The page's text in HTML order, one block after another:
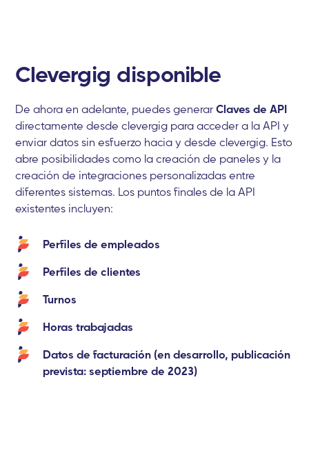
Clevergig disponible
De ahora en adelante, puedes generarClaves de API
directamente desde clevergig para acceder a la API y
enviar datos sin esfuerzo hacia y desde clevergig. Esto
abre posibilidades como la creación de paneles y la
creación de integraciones personalizadas entre
diferentes sistemas. Los puntos finales de la API
existentes incluyen:
Perfiles de empleados
Perfiles de clientes
Turnos
Horas trabajadas
Datos de facturación (en desarrollo, publicación
prevista: septiembre de 2023)